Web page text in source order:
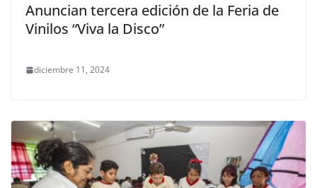
Anuncian tercera edición de la Feria de
Vinilos “Viva la Disco”
diciembre 11, 2024